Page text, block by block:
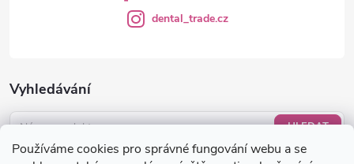
Používáme cookies pro správné fungování webu a se
Vyhledávání
HLEDAT
dental_trade.cz